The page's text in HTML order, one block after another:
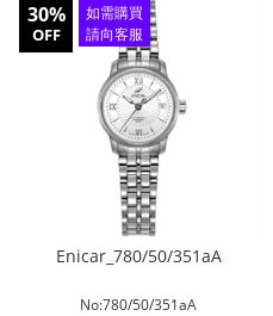
30%
OFF
如需購買
請向客服
查詢
Enicar_780/50/351aA
No:780/50/351aA